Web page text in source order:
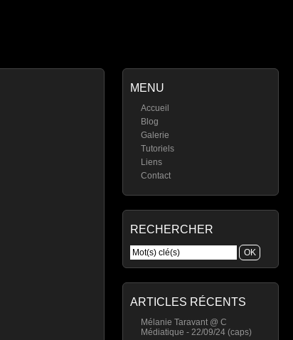
MENU
Accueil
Blog
Galerie
Tutoriels
Liens
Contact
RECHERCHER
ARTICLES RÉCENTS
Mélanie Taravant @ C
Médiatique - 22/09/24 (caps)